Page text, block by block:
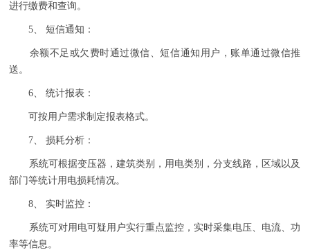
进行缴费和查询。
5、 短信通知：
余额不足或欠费时通过微信、短信通知用户，账单通过微信推
送。
6、 统计报表：
可按用户需求制定报表格式。
7、 损耗分析：
系统可根据变压器，建筑类别，用电类别，分支线路，区域以及
部门等统计用电损耗情况。
8、 实时监控：
系统可对用电可疑用户实行重点监控，实时采集电压、电流、功
率等信息。